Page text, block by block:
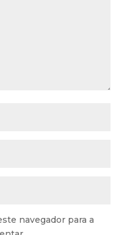
navegador para a